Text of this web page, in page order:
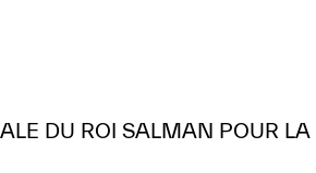
DU ROI SALMAN POUR